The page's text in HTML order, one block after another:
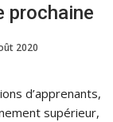
prochaine
2020
d’apprenants,
supérieur,